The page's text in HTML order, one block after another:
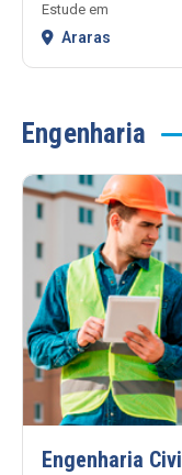
Estude em
Araras
Engenharia
Engenharia Civil